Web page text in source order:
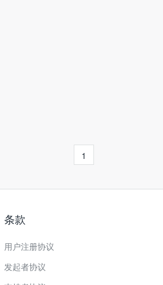
1
条款
用户注册协议
发起者协议